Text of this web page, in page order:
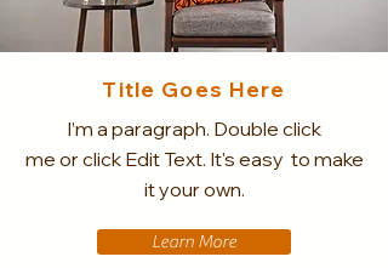
Title Goes Here
I’m a paragraph. Double click
me or click Edit Text. It's easy to make
it your own.
Learn More